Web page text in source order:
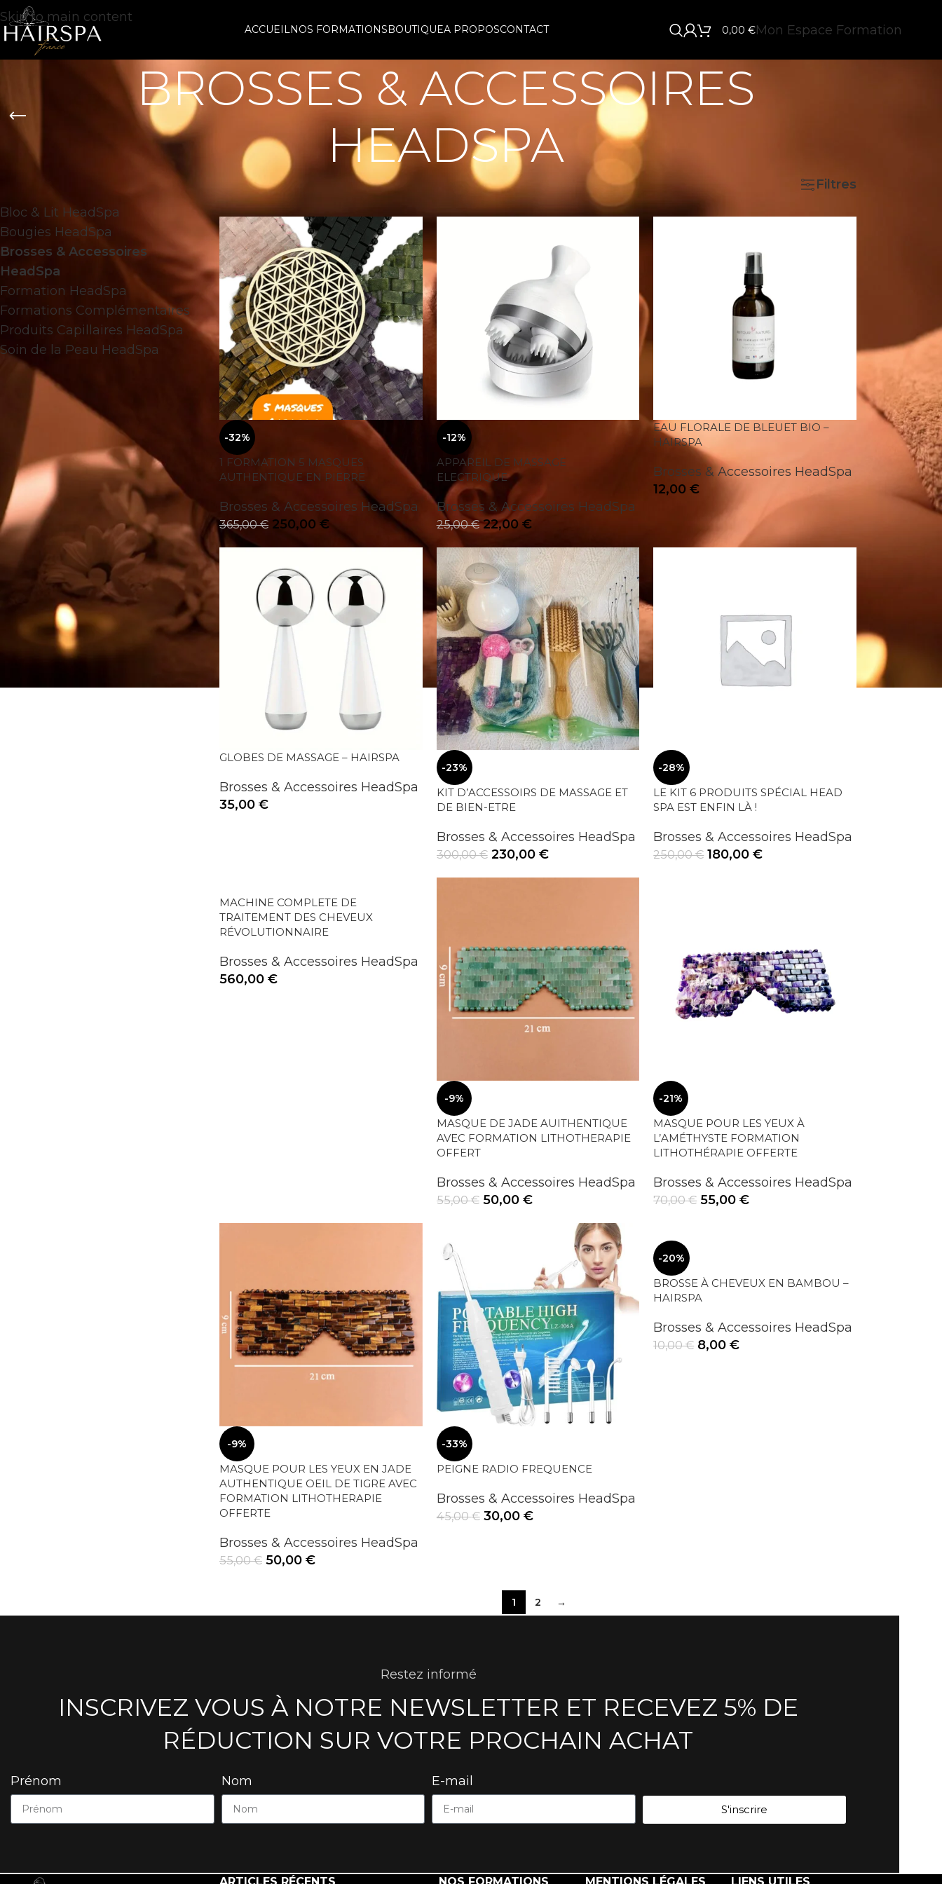
Skip to main content
ACCUEILNOS FORMATIONSBOUTIQUEA PROPOSCONTACT 0,00 €Mon Espace Formation
BROSSES & ACCESSOIRES
HEADSPA
Bloc & Lit HeadSpa
Bougies HeadSpa
Brosses & Accessoires
HeadSpa
Formation HeadSpa
Formations Complémentaires
Produits Capillaires HeadSpa
Soin de la Peau HeadSpa
Accueil/Brosses & Accessoires HeadSpa Afficher 18 Filtres
-32%
1 FORMATION 5 MASQUES
AUTHENTIQUE EN PIERRE
Brosses & Accessoires HeadSpa
365,00€ 250,00 €
-12%
APPAREIL DE MASSAGE
ELECTRIQUE
Brosses & Accessoires HeadSpa
25,00€ 22,00 €
EAU FLORALE DE BLEUET BIO –
HAIRSPA
Brosses & Accessoires HeadSpa
12,00€
GLOBES DE MASSAGE – HAIRSPA
Brosses & Accessoires HeadSpa
35,00 €
-23%
KIT D’ACCESSOIRS DE MASSAGE ET
DE BIEN-ETRE
Brosses & Accessoires HeadSpa
300,00€ 230,00 €
-28%
LE KIT 6 PRODUITS SPÉCIAL HEAD
SPA EST ENFIN LÀ !
Brosses & Accessoires HeadSpa
250,00€ 180,00€
MACHINE COMPLETE DE
TRAITEMENT DES CHEVEUX
RÉVOLUTIONNAIRE
Brosses & Accessoires HeadSpa
560,00 €
-9%
MASQUE DE JADE AUITHENTIQUE
AVEC FORMATION LITHOTHERAPIE
OFFERT
Brosses & Accessoires HeadSpa
55,00€ 50,00 €
-21%
MASQUE POUR LES YEUX À
L’AMÉTHYSTE FORMATION
LITHOTHÉRAPIE OFFERTE
Brosses & Accessoires HeadSpa
70,00€ 55,00€
-9%
MASQUE POUR LES YEUX EN JADE
AUTHENTIQUE OEIL DE TIGRE AVEC
FORMATION LITHOTHERAPIE
OFFERTE
Brosses & Accessoires HeadSpa
55,00€ 50,00 €
-33%
PEIGNE RADIO FREQUENCE
Brosses & Accessoires HeadSpa
45,00€ 30,00 €
-20%
BROSSE À CHEVEUX EN BAMBOU –
HAIRSPA
Brosses & Accessoires HeadSpa
10,00€ 8,00€
1 2 →
Restez informé
INSCRIVEZ VOUS À NOTRE NEWSLETTER ET RECEVEZ 5% DE
RÉDUCTION SUR VOTRE PROCHAIN ACHAT
Prénom Nom E-mail
S'inscrire
ARTICLES RÉCENTS NOS FORMATIONS MENTIONS LÉGALES LIENS UTILES